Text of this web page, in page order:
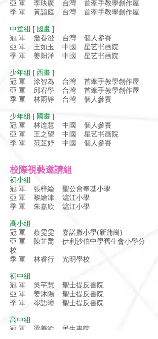
亞 軍 李玦廣 台灣 首牽手教學創作屋
季 軍 黃詣庭 台灣 首牽手教學創作屋
中童組 [ 國畫 ]
冠 軍 詹眷澄 台灣 個人參賽
亞 軍 王如玉 中國 星艺书画院
季 軍 姜阳洋 中國 星艺书画院
少年組 [ 西畫 ]
冠 軍 涂智為 台灣 首牽手教學創作屋
亞 軍 邱宥學 台灣 首牽手教學創作屋
季 軍 林雨靜 台灣 個人參賽
少年組 [ 國畫 ]
冠 軍 林连慧 中國 個人參賽
亞 軍 王之望 中國 星艺书画院
季 軍 范芷妤 中國 個人參賽
校際視藝邀請組
初小組
冠 軍 張梓綸 聖公會奉基小學
亞 軍 黎繪津 滬江小學
季 軍 朱嘉欣 滬江小學
高小組
冠 軍 蔡雯雯 嘉諾撒小學(新蒲崗)
亞 軍 陳芷喬 伊利沙伯中學舊生會小學分
校
季 軍 林睿行 光明學校
初中組
冠 軍 吳芊慧 聖士提反書院
亞 軍 姜沐陽 聖士提反書院
季 軍 岑語曈 聖士提反書院
高中組
冠 軍 梁善渝 民生書院